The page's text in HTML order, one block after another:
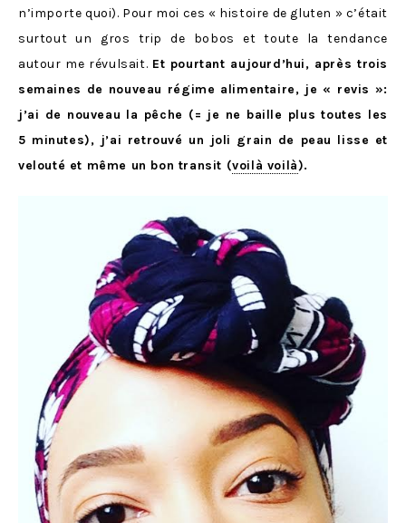
n’importe quoi). Pour moi ces « histoire de gluten » c’était
surtout un gros trip de bobos et toute la tendance
autour me révulsait. Et pourtant aujourd’hui, après trois
semaines de nouveau régime alimentaire, je « revis »:
j’ai de nouveau la pêche (= je ne baille plus toutes les
5 minutes), j’ai retrouvé un joli grain de peau lisse et
velouté et même un bon transit (voilà voilà).